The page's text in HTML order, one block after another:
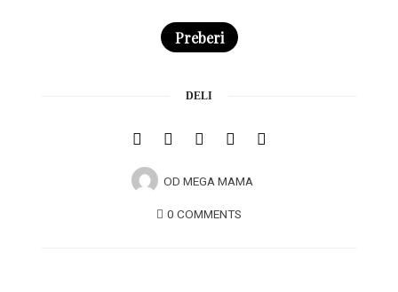
Preberi
DELI
OD MEGA MAMA
0 COMMENTS